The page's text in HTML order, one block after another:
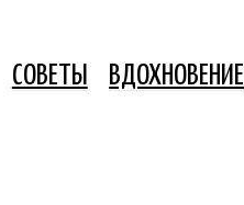
СОВЕТЫ ВДОХНОВЕНИЕ